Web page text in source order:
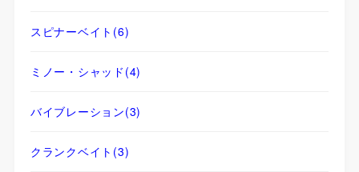
スピナーベイト (6)
ミノー・シャッド (4)
バイブレーション(3)
クランクベイト (3)